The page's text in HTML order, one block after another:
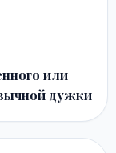
или
дужки